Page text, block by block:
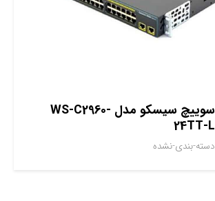
سوييچ سيسکو مدل WS-C2960-
24TT-L
دسته-بندی-نشده